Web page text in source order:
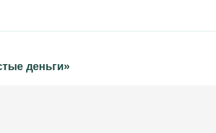
деньги»